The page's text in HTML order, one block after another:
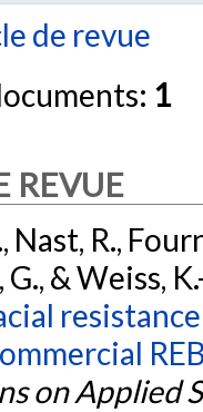
de revue
1
REVUE
Nast, R.,
& Weiss,
on Applied